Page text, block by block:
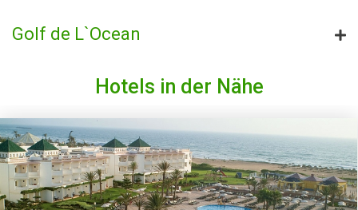
Golf de L`Ocean
Hotels in der Nähe